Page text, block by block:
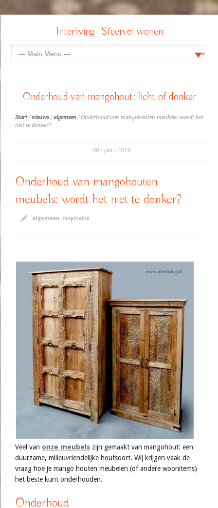
Interliving- Sfeervol wonen
Onderhoud van mangohout: licht of donker
Start/nieuws /algemeen / Onderhoud van mangohouten meubels: wordt het
niet te donker?
06 jan 2019
Onderhoud van mangohouten
meubels: wordt het niet te donker?
algemeen, inspiratie
Veel van onze meubels zijn gemaakt van mangohout: een
duurzame, milieuvriendelijke houtsoort. Wij krijgen vaak de
vraag hoe je mango houten meubelen (of andere woonitems)
het beste kunt onderhouden.
Onderhoud